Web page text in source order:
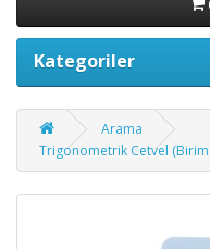
Kategoriler
Arama
Trigonometrik Cetvel